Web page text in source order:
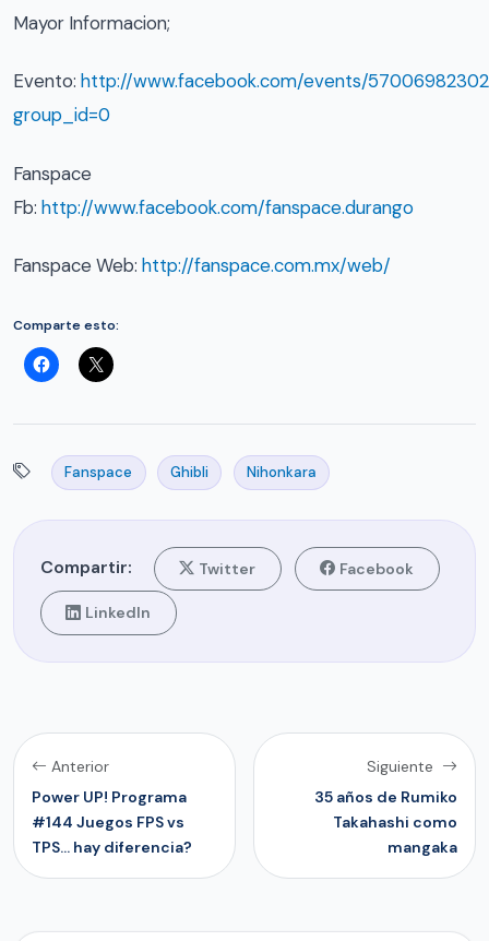
Mayor Informacion;
Evento: http://www.facebook.com/events/
group_id=0
Fanspace
Fb: http://www.facebook.com/fanspace.durango
Fanspace Web: http://fanspace.com.mx/web/
Comparte esto:
Fanspace Ghibli Nihonkara
Compartir: Twitter Facebook
LinkedIn
Anterior
Power UP! Programa
#144 Juegos FPS vs
TPS... hay diferencia?
Siguiente
35 años de Rumiko
Takahashi como
mangaka